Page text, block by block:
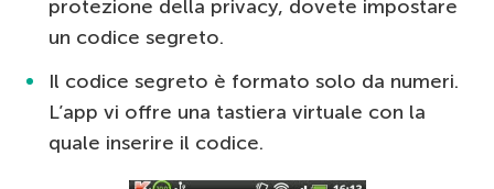
protezione della privacy, dovete impostare
un codice segreto.
Il codice segreto è formato solo da numeri.
L’app vi offre una tastiera virtuale con la
quale inserire il codice.